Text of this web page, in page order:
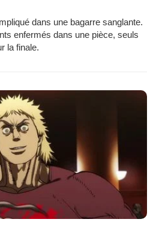
dans une bagarre sanglante.
enfermés dans une pièce, seuls
la finale.